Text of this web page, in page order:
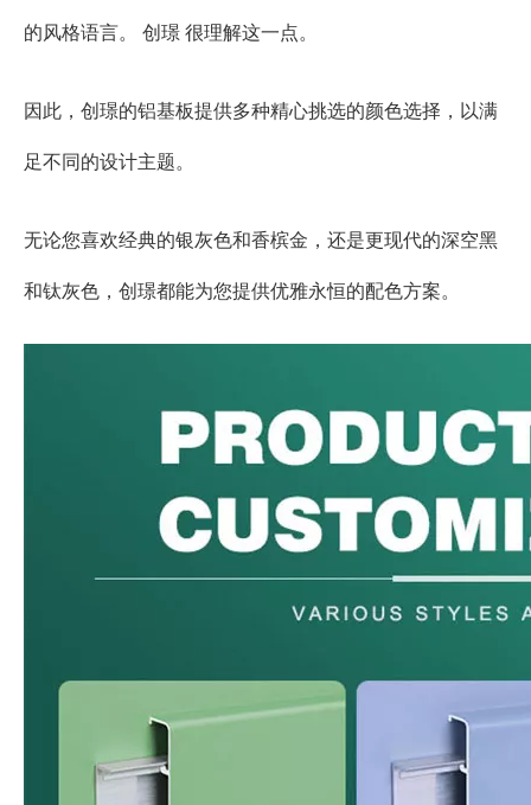
的风格语言。 创璟 很理解这一点。
因此，创璟的铝基板提供多种精心挑选的颜色选择，以满
足不同的设计主题。
无论您喜欢经典的银灰色和香槟金，还是更现代的深空黑
和钛灰色，创璟都能为您提供优雅永恒的配色方案。